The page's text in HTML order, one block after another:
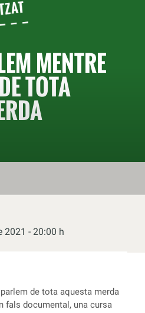
MENTRE
TOTA
2021 - 20:00 h
de tota aquesta merda
fals documental, una cursa